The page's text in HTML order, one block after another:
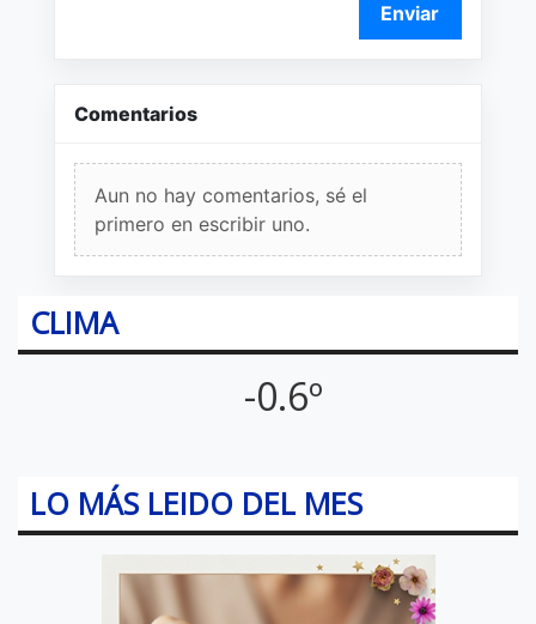
Enviar
Comentarios
Aun no hay comentarios, sé el
primero en escribir uno.
CLIMA
-0.6º
LO MÁS LEIDO DEL MES